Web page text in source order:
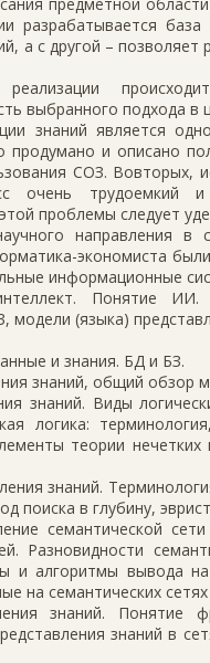
разрабатывается
а с другой –
выбранного подхода в
знаний является
и описано
СОЗ. Вовторых,
очень трудоемкий и
проблемы следует
направления в
экономиста
информационные
Понятие
модели (языка)
и знания. БД и БЗ.
знаний, общий обзор
знаний. Виды
логика:
теории
знаний.
поиска в глубину,
семантической
Разновидности
и алгоритмы вывода на
на семантических сетях
знаний. Понятие
знаний в